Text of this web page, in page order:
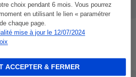
choix pendant 6 mois. Vous pourrez
en utilisant le lien « paramétrer
chaque page.
mise à jour le 12/07/2024
ACCEPTER & FERMER
pour la rénovation